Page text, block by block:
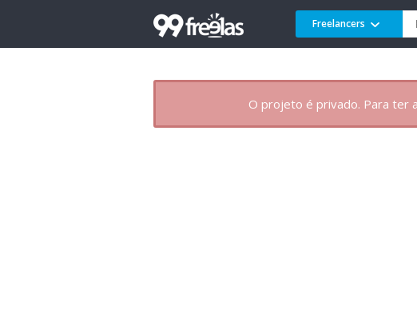
Freelancers
O projeto é privado. Para ter